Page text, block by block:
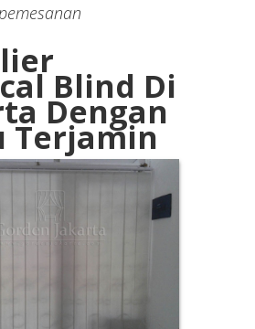
Blind Di
Dengan
Terjamin